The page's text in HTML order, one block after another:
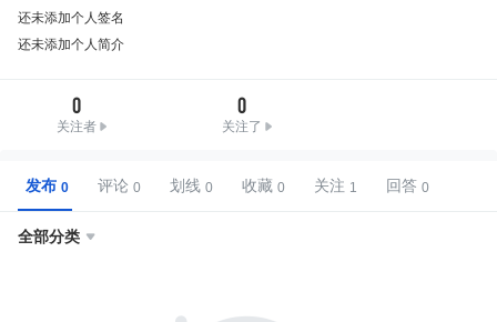
还未添加个人签名
还未添加个人简介
0
关注者
0
关注了
发布 评论 划线 收藏 关注 回答
全部分类 